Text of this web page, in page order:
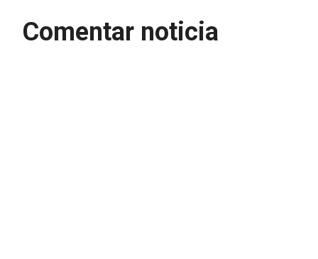
Comentar noticia